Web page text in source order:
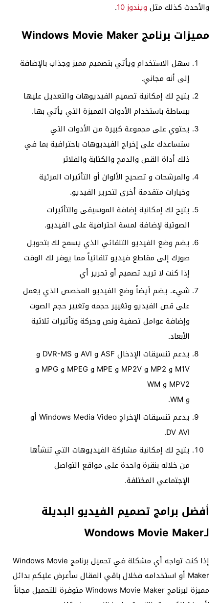
والأحدث كذلك مثل ويندوز 10 .
مميزات برنامج Windows Movie Maker
سهل الاستخدام ويأتي بتصميم مميز وجذاب بالإضافة
إلى أنه مجاني.
يتيح لك إمكانية تصميم الفيديوهات والتعديل عليها
ببساطة باستخدام الأدوات المميزة التي يأتي بها.
يحتوي على مجموعة كبيرة من الأدوات التي
ستساعدك على إخراج الفيديوهات باحترافية بما في
ذلك أداة القص والدمج والكتابة والفلاتر
والمرشحات و تصحيح الألوان أو التأثيرات المرئية
وخيارات متقدمة أخرى لتحرير الفيديو.
يتيح لك إمكانية إضافة الموسيقى والتأثيرات
الصوتية لإضافة لمسة احترافية على الفيديو.
يضم وضع الفيديو التلقائي الذي يسمح لك بتحويل
صورك إلى مقاطع فيديو تلقائياً مما يوفر لك الوقت
إذا كنت لا تريد تصميم أو تحرير أي
شيء. يضم أيضاً وضع الفيديو المخصص الذي يعمل
على قص الفيديو وتغيير حجمه وتغيير حجم الصوت
وإضافة عوامل تصفية ونص وحركة وتأثيرات ثلاثية
الأبعاد.
يدعم تنسيقات الإدخال ASF و AVI و DVR-MS و
M1V و MP2 و MP2V و MPE و MPEG و MPG و
MPV2 و WM
و WM.
يدعم تنسيقات الإخراج Windows Media Video أو
DV AVI.
يتيح لك إمكانية مشاركة الفيديوهات التي تنشأها
من خلاله بنقرة واحدة على مواقع التواصل
الإجتماعي المختلفة.
أفضل برامج تصميم الفيديو البديلة
لـWondows Movie Maker
إذا كنت تواجه أي مشكلة في تحميل برنامج Windows Movie
Maker أو استخدامه فخلال باقي المقال سأعرض عليكم بدائل
مميزة لبرنامج Windows Movie Maker متوفرة للتحميل مجاناً